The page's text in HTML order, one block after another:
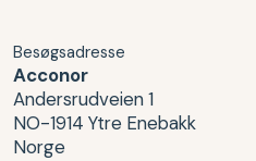
Besøgsadresse
Acconor
Andersrudveien 1
NO-1914 Ytre Enebakk
Norge